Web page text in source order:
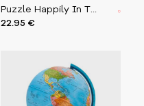
Puzzle Happily In The 80´s 1000 peças
22.95 €